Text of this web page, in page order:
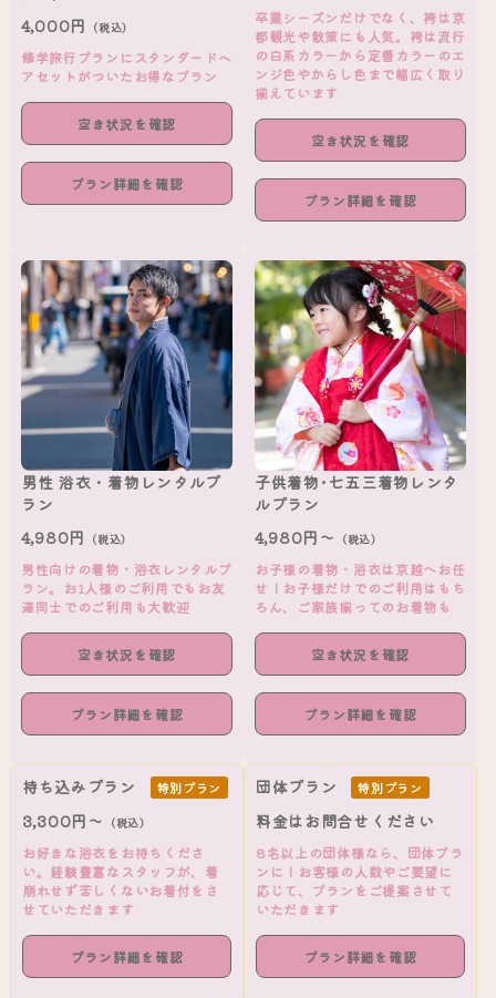
4,000円 （税込）
修学旅行プランにスタンダードヘ
アセットがついたお得なプラン
空き状況を確認
プラン詳細を確認
卒業シーズンだけでなく、袴は京
都観光や散策にも人気。袴は流行
の白系カラーから定番カラーのエ
ンジ色やからし色まで幅広く取り
揃えています
空き状況を確認
プラン詳細を確認
男性 浴衣・着物レンタルプ
ラン
4,980円 （税込）
男性向けの着物・浴衣レンタルプ
ラン。お1人様のご利用でもお友
達同士でのご利用も大歓迎
空き状況を確認
プラン詳細を確認
子供着物･七五三着物レンタ
ルプラン
4,980円～ （税込）
お子様の着物・浴衣は京越へお任
せ！お子様だけでのご利用はもち
ろん、ご家族揃ってのお着物も
空き状況を確認
プラン詳細を確認
持ち込みプラン 特別プラン
3,300円～ （税込）
お好きな浴衣をお持ちくださ
い。経験豊富なスタッフが、着
崩れせず苦しくないお着付をさ
せていただきます
プラン詳細を確認
団体プラン 特別プラン
料金はお問合せください
8名以上の団体様なら、団体プラ
ンに！お客様の人数やご要望に
応じて、プランをご提案させて
いただきます
プラン詳細を確認